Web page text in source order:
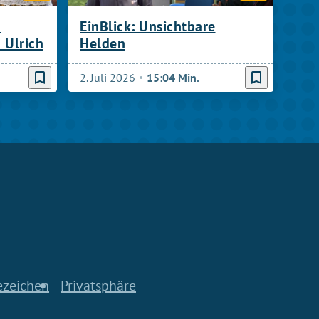
Ulrich
bookmark_border
EinBlick: Unsichtbare
Helden
2. Juli 2026 15:04 Min. bookmark_border
Privatsphäre